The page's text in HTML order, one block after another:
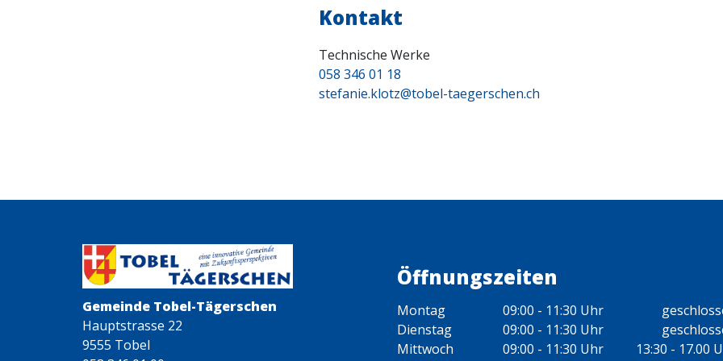
Kontakt
Technische Werke
058 346 01 18
stefanie.klotz@tobel-taegerschen.ch
Öffnungszeiten
Gemeinde Tobel-Tägerschen
Hauptstrasse 22
9555 Tobel
Montag
Dienstag
Mittwoch
09:00 - 11:30 Uhr
09:00 - 11:30 Uhr
09:00 - 11:30 Uhr
13:30 - 17.00